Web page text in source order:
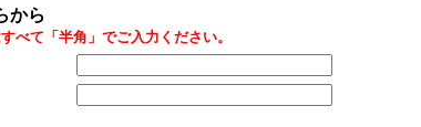
から
べて「半角」でご入力ください。